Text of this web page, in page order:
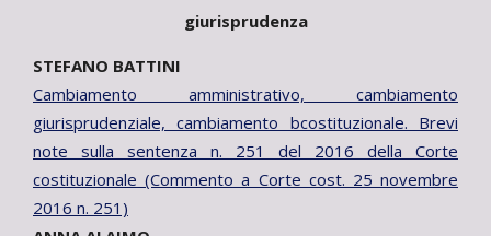
giurisprudenza
STEFANO BATTINI
Cambiamento amministrativo, cambiamento
giurisprudenziale, cambiamento bcostituzionale. Brevi
note sulla sentenza n. 251 del 2016 della Corte
costituzionale (Commento a Corte cost. 25 novembre
2016 n. 251)